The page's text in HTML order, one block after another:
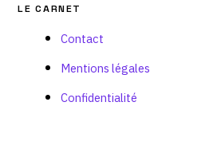
LE CARNET
Contact
Mentions légales
Confidentialité